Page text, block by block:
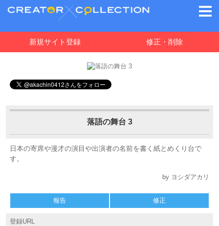
新規サイト登録 修正・削除
落語の舞台 3
日本の寄席や漫才の演目や出演者の名前を書く紙とめくり台で
す。
by ヨシダアカリ
報告 修正
登録URL